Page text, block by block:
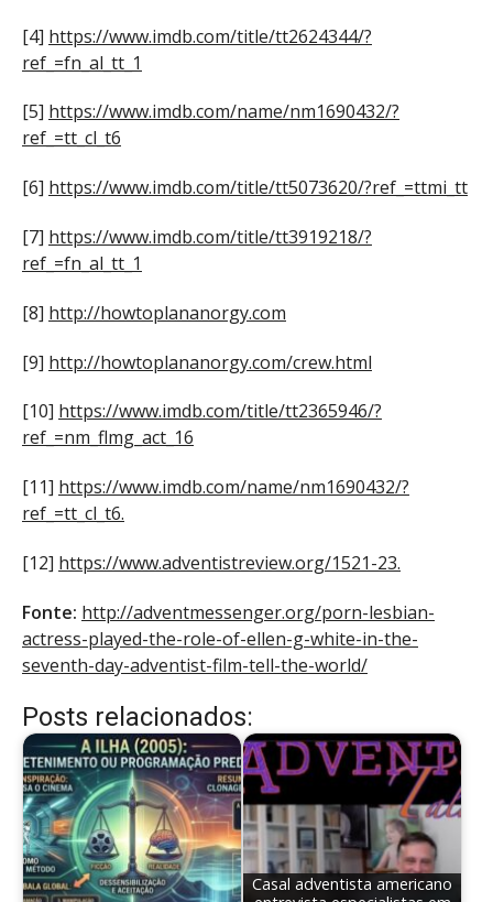
[4] https://www.imdb.com/title/tt2624344/?
ref_=fn_al_tt_1
[5] https://www.imdb.com/name/nm1690432/?
ref_=tt_cl_t6
[6] https://www.imdb.com/title/tt5073620/?ref_=ttmi_tt
[7] https://www.imdb.com/title/tt3919218/?
ref_=fn_al_tt_1
[8] http://howtoplananorgy.com
[9] http://howtoplananorgy.com/crew.html
[10] https://www.imdb.com/title/tt2365946/?
ref_=nm_flmg_act_16
[11] https://www.imdb.com/name/nm1690432/?
ref_=tt_cl_t6.
[12] https://www.adventistreview.org/1521-23.
Fonte: http://adventmessenger.org/porn-lesbian-
actress-played-the-role-of-ellen-g-white-in-the-
seventh-day-adventist-film-tell-the-world/
Posts relacionados:
Casal adventista americano